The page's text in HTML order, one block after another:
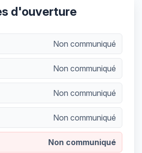
d'ouverture
Non communiqué
Non communiqué
Non communiqué
Non communiqué
Non communiqué